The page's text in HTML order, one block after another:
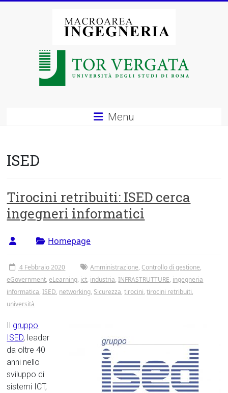
Macroarea
degli
di
Roma
Tor
Vergata
Menu
ISED
Tirocini retribuiti: ISED cerca
ingegneri informatici
Homepage
4 Febbraio 2020 Amministrazione, Controllo di gestione,
eGovernment,eLearning, ict, industria,INFRASTRUTTURE, ingegneria
informatica,ISED, networking, Sicurezza,tirocini,tirocini retribuiti,
università
Il gruppo
ISED, leader
da oltre 40
anni nello
sviluppo di
sistemi ICT,